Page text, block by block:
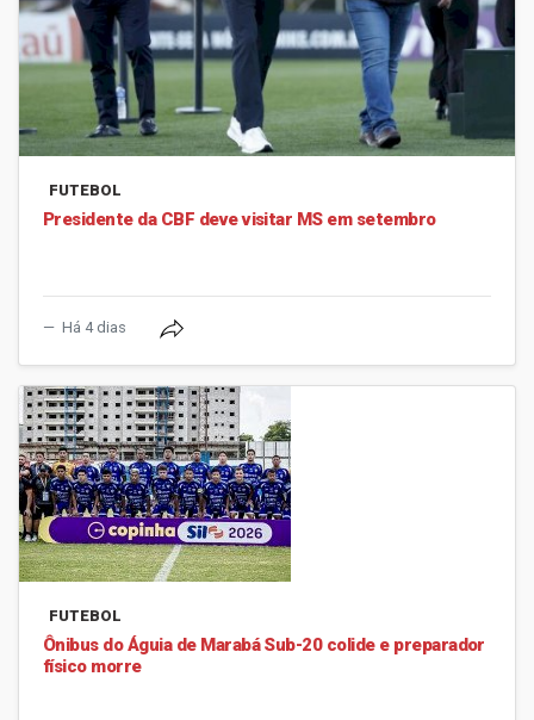
FUTEBOL
Presidente da CBF deve visitar MS em setembro
Há 4 dias
FUTEBOL
Ônibus do Águia de Marabá Sub-20 colide e preparador
físico morre